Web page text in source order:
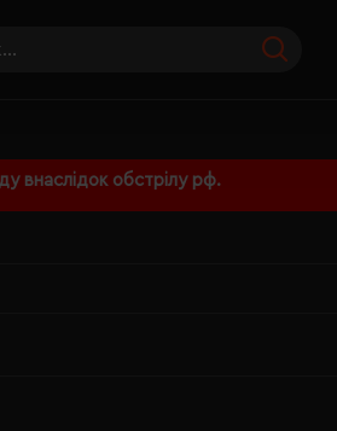
внаслідок обстрілу рф.